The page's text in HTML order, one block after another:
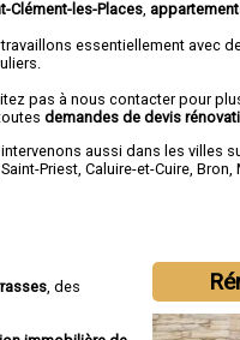
Clément-les-Places
essentiellement avec
pas à nous contacter pour
demandes de devis
aussi dans les villes
,Saint-Priest ,Caluire-et-Cuire ,Bron ,
, des